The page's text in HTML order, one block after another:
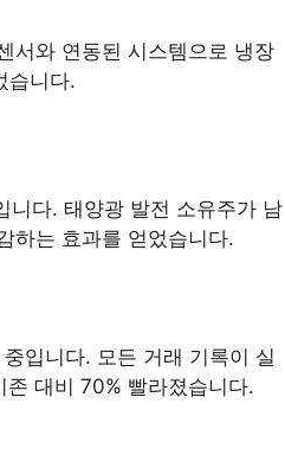
서와 연동된 시스템으로 냉장
습니다.
니다. 태양광 발전 소유주가 남
하는 효과를 얻었습니다.
입니다. 모든 거래 기록이 실
대비 70% 빨라졌습니다.